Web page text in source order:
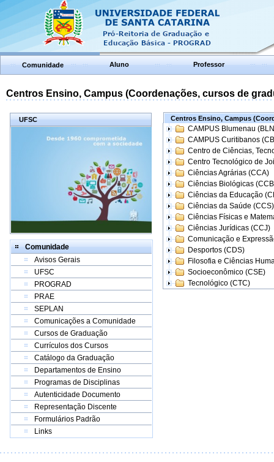
Comunidade Aluno Professor
Centros Ensino, Campus (Coordenações, cursos de
UFSC
Comunidade
Avisos Gerais
UFSC
PROGRAD
PRAE
SEPLAN
Comunicações a Comunidade
Cursos de Graduação
Currículos dos Cursos
Catálogo da Graduação
Departamentos de Ensino
Programas de Disciplinas
Autenticidade Documento
Representação Discente
Formulários Padrão
Links
Centros Ensino, Campus
CAMPUS Blumenau
CAMPUS Curitibanos
Centro de Ciências,
Centro Tecnológico de
Ciências Agrárias (CCA)
Ciências Biológicas
Ciências da Educação
Ciências da Saúde (CCS)
Ciências Físicas e
Ciências Jurídicas (CCJ)
Comunicação e
Desportos (CDS)
Filosofia e Ciências
Socioeconômico (CSE)
Tecnológico (CTC)